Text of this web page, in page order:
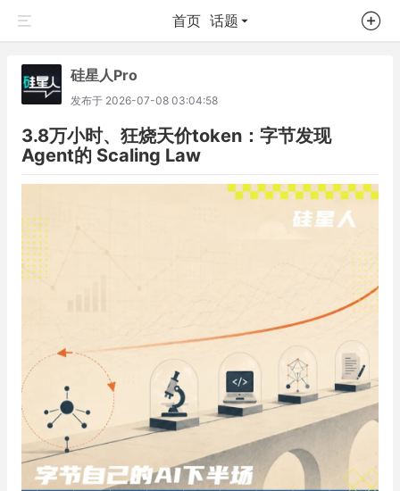
首页 话题
硅星人Pro
发布于 2026-07-08 03:04:58
3.8万小时、狂烧天价token：字节发现
Agent的 Scaling Law